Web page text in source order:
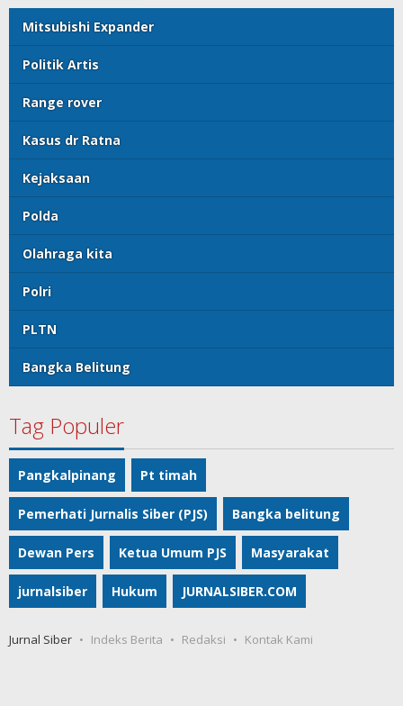
Mitsubishi Expander
Politik Artis
Range rover
Kasus dr Ratna
Kejaksaan
Polda
Olahraga kita
Polri
PLTN
Bangka Belitung
Tag Populer
Pangkalpinang Pt timah
Pemerhati Jurnalis Siber (PJS) Bangka belitung
Dewan Pers Ketua Umum PJS Masyarakat
jurnalsiber Hukum JURNALSIBER.COM
Jurnal Siber Indeks Berita Redaksi Kontak Kami